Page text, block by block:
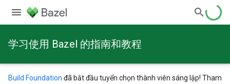
学习使用 Bazel 的指南和教程
Build Foundation đã bắt đầu tuyển chọn thành viên sáng lập! Tham